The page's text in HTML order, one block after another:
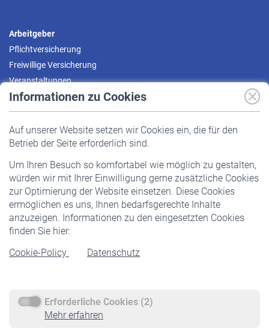
Informationen zu Cookies
Auf unserer Website setzen wir Cookies ein, die für den
Betrieb der Seite erforderlich sind.
Um Ihren Besuch so komfortabel wie möglich zu gestalten,
würden wir mit Ihrer Einwilligung gerne zusätzliche Cookies
zur Optimierung der Website einsetzen. Diese Cookies
ermöglichen es uns, Ihnen bedarfsgerechte Inhalte
anzuzeigen. Informationen zu den eingesetzten Cookies
finden Sie hier:
Cookie-Policy
Datenschutz
Erforderliche Cookies (2)
Mehr erfahren
Arbeitgeber
Pflichtversicherung
Freiwillige Versicherung
Veranstaltungen
Pflichtversicherung
Staatliche Förderung
Veranstaltungen
Rentner
Rentenbeginn
Rente beantragen
Service
Informationen